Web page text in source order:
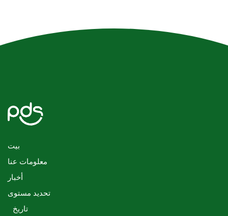
بيت
معلومات عنا
أخبار
تحديد مستوى
تاريخ